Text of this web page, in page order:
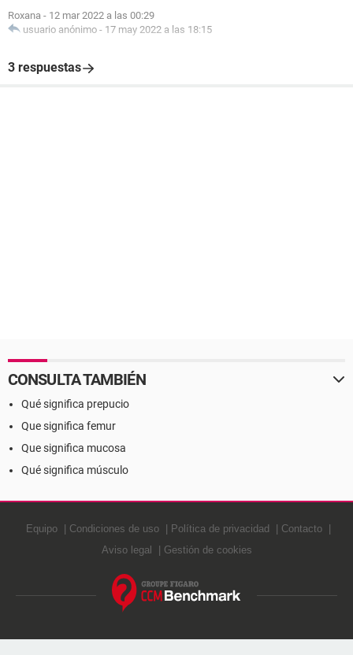
Roxana - 12 mar 2022 a las 00:29
usuario anónimo - 17 may 2022 a las 18:15
3 respuestas
CONSULTA TAMBIÉN
Qué significa prepucio
Que significa femur
Que significa mucosa
Qué significa músculo
Equipo Condiciones de uso Política de privacidad
Contacto
Aviso legal
Gestión de cookies